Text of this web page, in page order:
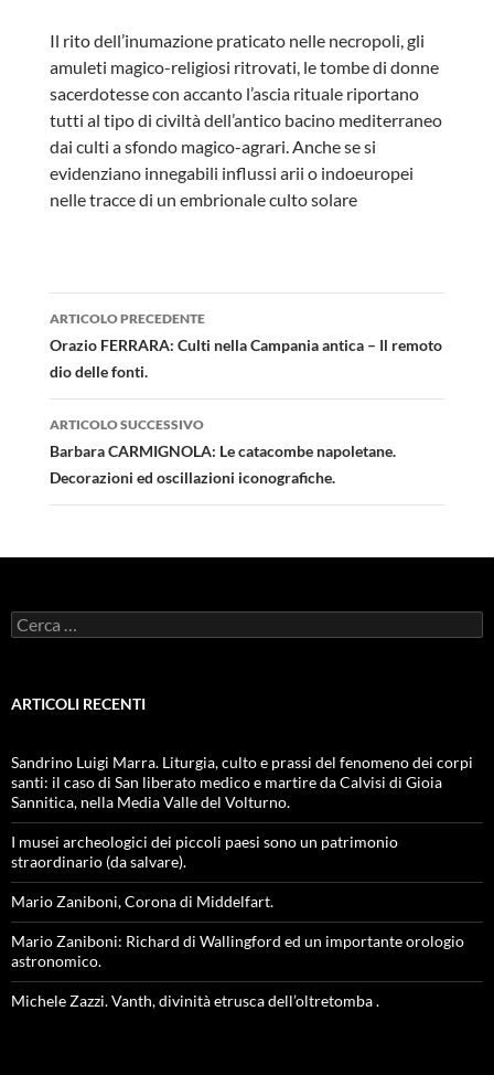
Il rito dell’inumazione praticato nelle necropoli, gli
amuleti magico-religiosi ritrovati, le tombe di donne
sacerdotesse con accanto l’ascia rituale riportano
tutti al tipo di civiltà dell’antico bacino mediterraneo
dai culti a sfondo magico-agrari. Anche se si
evidenziano innegabili influssi arii o indoeuropei
nelle tracce di un embrionale culto solare
Navigazione
articolo
ARTICOLO PRECEDENTE
Orazio FERRARA: Culti nella Campania antica – Il remoto
dio delle fonti.
ARTICOLO SUCCESSIVO
Barbara CARMIGNOLA: Le catacombe napoletane.
Decorazioni ed oscillazioni iconografiche.
Ricerca
per:
ARTICOLI RECENTI
Sandrino Luigi Marra. Liturgia, culto e prassi del fenomeno dei corpi
santi: il caso di San liberato medico e martire da Calvisi di Gioia
Sannitica, nella Media Valle del Volturno.
I musei archeologici dei piccoli paesi sono un patrimonio
straordinario (da salvare).
Mario Zaniboni, Corona di Middelfart.
Mario Zaniboni: Richard di Wallingford ed un importante orologio
astronomico.
Michele Zazzi. Vanth, divinità etrusca dell’oltretomba .